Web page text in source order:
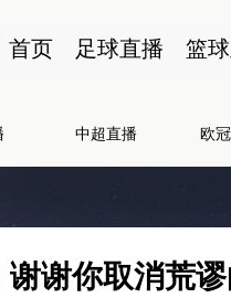
首页 足球直播 篮
中超直播 欧
谢谢你取消荒